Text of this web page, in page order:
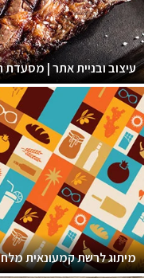
עיצוב ובניית אתר | מסעדת
מיתוג לרשת קמעונאית